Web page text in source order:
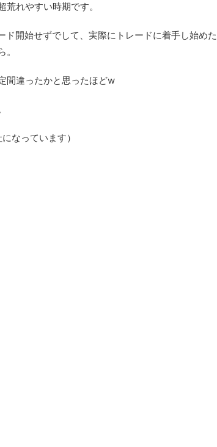
れやすい時期です。
開始せずでして、実際にトレードに着手し始めた
間違ったかと思ったほどw
なっています）